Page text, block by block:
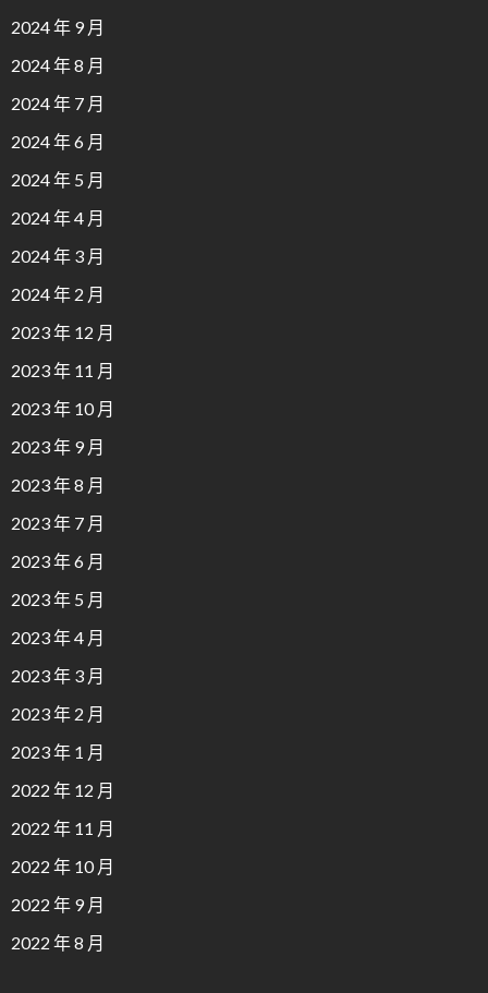
2024 年 9 月
2024 年 8 月
2024 年 7 月
2024 年 6 月
2024 年 5 月
2024 年 4 月
2024 年 3 月
2024 年 2 月
2023 年 12 月
2023 年 11 月
2023 年 10 月
2023 年 9 月
2023 年 8 月
2023 年 7 月
2023 年 6 月
2023 年 5 月
2023 年 4 月
2023 年 3 月
2023 年 2 月
2023 年 1 月
2022 年 12 月
2022 年 11 月
2022 年 10 月
2022 年 9 月
2022 年 8 月